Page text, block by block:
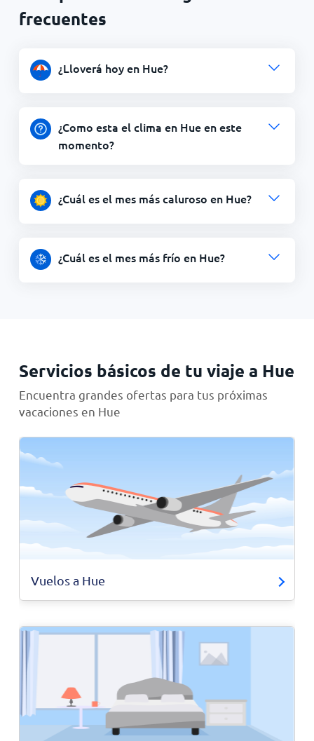
frecuentes
¿Lloverá hoy en Hue?
¿Como esta el clima en Hue en este
momento?
¿Cuál es el mes más caluroso en Hue?
¿Cuál es el mes más frío en Hue?
Servicios básicos de tu viaje a Hue
Encuentra grandes ofertas para tus próximas
vacaciones en Hue
Vuelos a Hue